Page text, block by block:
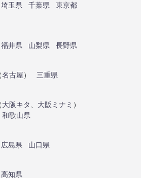
埼玉県 千葉県
東京都
福井県 山梨県
長野県
名古屋）
三重県
大阪キタ 大阪ミナミ ）
和歌山県
広島県
山口県
高知県